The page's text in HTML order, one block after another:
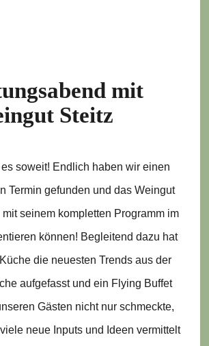
mit
Steitz
soweit! Endlich haben wir einen
Termin gefunden und das Weingut
seinem kompletten Programm im
können! Begleitend dazu hat
die neuesten Trends aus der
aufgefasst und ein Flying Buffet
Gästen nicht nur schmeckte,
neue Inputs und Ideen vermittelt